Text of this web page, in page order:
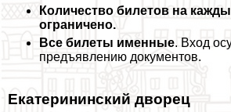
Количество билетов на
ограничено.
Все билеты именные. Вход
предъявлению документов.
Екатерининский дворец